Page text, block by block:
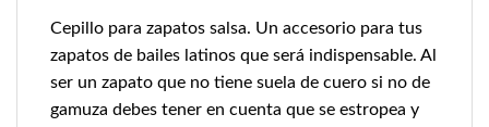
Cepillo para zapatos salsa. Un accesorio para tus
zapatos de bailes latinos que será indispensable. Al
ser un zapato que no tiene suela de cuero si no de
gamuza debes tener en cuenta que se estropea y